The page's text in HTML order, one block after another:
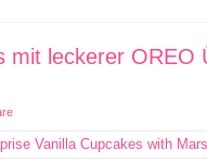
mit leckerer OREO